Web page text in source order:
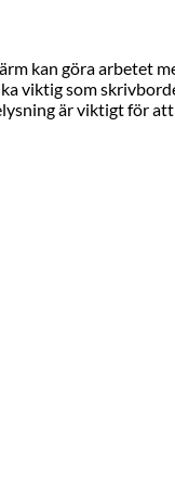
kan göra arbetet
viktig som
är viktigt för